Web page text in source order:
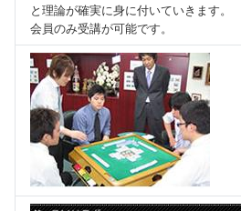
と理論が確実に身に付いていきます。
会員のみ受講が可能です。